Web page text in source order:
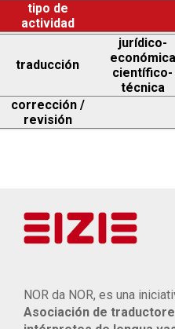
tipo de
actividad
traducción
jurídico-
económica
científico-
técnica
corrección /
revisión
NOR da NOR, es una
Asociación de